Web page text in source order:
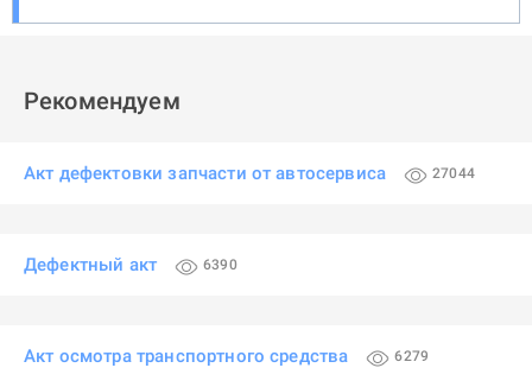
Рекомендуем
Акт дефектовки запчасти от автосервиса 27044
Дефектный акт 6390
Акт осмотра транспортного средства 6279